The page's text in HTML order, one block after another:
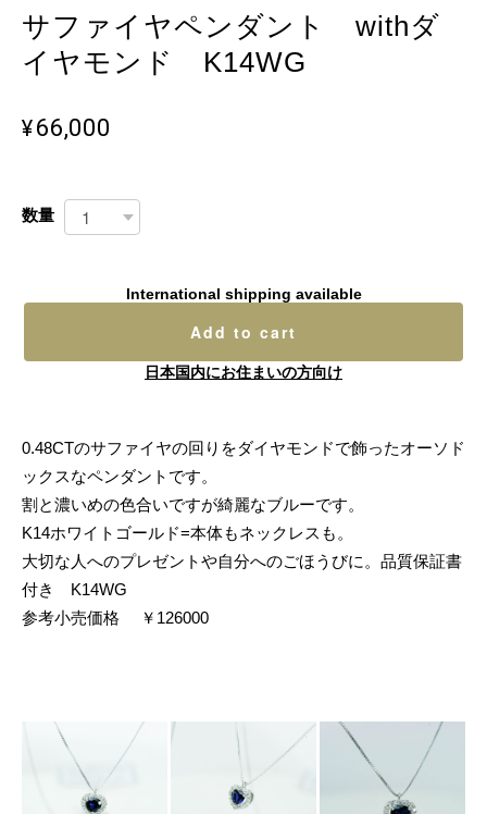
サファイヤペンダント withダ
イヤモンド K14WG
¥66,000
数量
International shipping available
Add to cart
日本国内にお住まいの方向け
0.48CTのサファイヤの回りをダイヤモンドで飾ったオーソド
ックスなペンダントです。
割と濃いめの色合いですが綺麗なブルーです。
K14ホワイトゴールド=本体もネックレスも。
大切な人へのプレゼントや自分へのごほうびに。品質保証書
付き K14WG
参考小売価格 ￥126000